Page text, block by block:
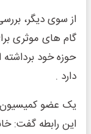
از سوی دیگر،
گام های موثری
حوزه خود برداشته
دارد .
یک عضو
این رابطه گفت: